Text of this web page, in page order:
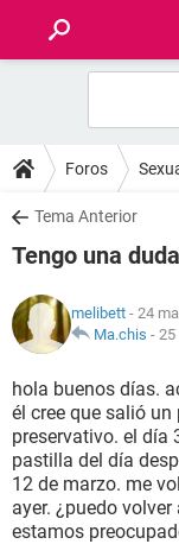
FOROS
SALUD
FAMILIA
NUTRICIÓN
BIENESTAR
SEXUALIDAD
GLOSARIO
Foros
Tema Anterior
Tengo una duda
melibett - 24
Ma.chis - 25
hola buenos días.
él cree que salió
preservativo. el día
pastilla del día
12 de marzo. me
ayer. ¿puedo
estamos